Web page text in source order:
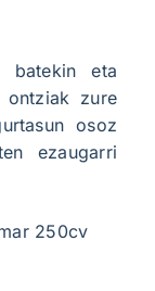
batekin eta
zure
osoz
ezaugarri
250cv